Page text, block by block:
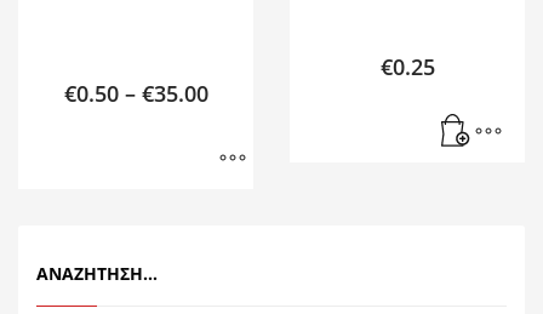
€0.50– €35.00
€0.25
ΑΝΑΖΉΤΗΣΗ…